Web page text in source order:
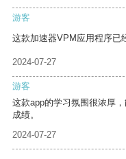
游客
这款加速器VPM应用程序已
2024-07-27
游客
这款app的学习氛围很浓厚
成绩。
2024-07-27